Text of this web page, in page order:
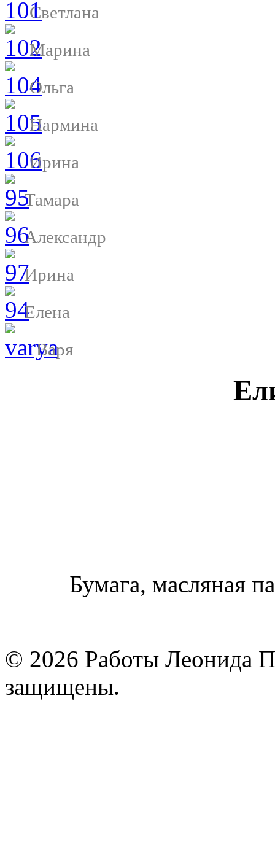
Светлана
Марина
Ольга
Нармина
Ирина
Тамара
Александр
Ирина
Елена
Варя
Бумага, масляная
© 2026 Работы Леонида
защищены.